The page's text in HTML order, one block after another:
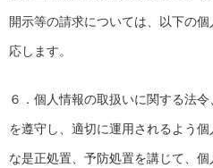
開示等の請求については、以下の
応します。
６．個人情報の取扱いに関する法
を遵守し、適切に運用されるよう
な是正処置、予防処置を講じて、